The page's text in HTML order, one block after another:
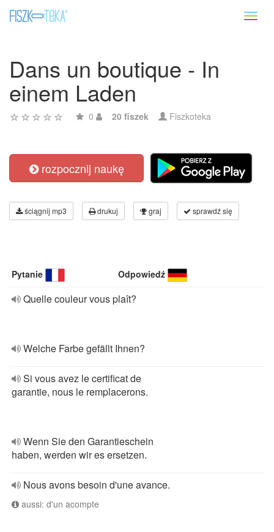
Dans un boutique - In
einem Laden
0 20 fiszek Fiszkoteka
rozpocznij naukę
ściągnij mp3 drukuj graj sprawdź się
Pytanie Odpowiedź
Quelle couleur vous plaît?
Welche Farbe gefällt Ihnen?
Si vous avez le certificat de
garantie, nous le remplacerons.
Wenn Sie den Garantieschein
haben, werden wir es ersetzen.
Nous avons besoin d'une avance.
aussi: d'un acompte